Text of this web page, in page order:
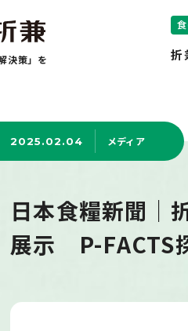
決策」を 折
2025.02.04 メディア
日本食糧新聞｜
展示 P-FACTS